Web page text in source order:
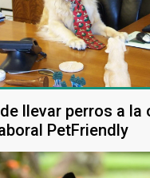
llevar perros a la
PetFriendly